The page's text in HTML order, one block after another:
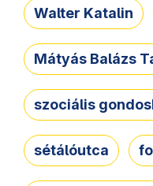
Walter Katalin
Mátyás Balázs
szociális
sétálóutca